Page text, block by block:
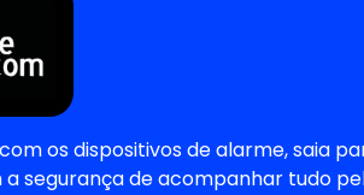
os dispositivos de alarme, saia
segurança de acompanhar tudo